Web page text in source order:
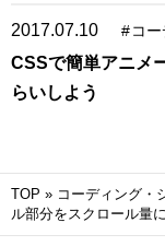
2017.07.10 #コー
CSSで簡単アニメ
らいしよう
TOP » コーディング・
ル部分をスクロール量